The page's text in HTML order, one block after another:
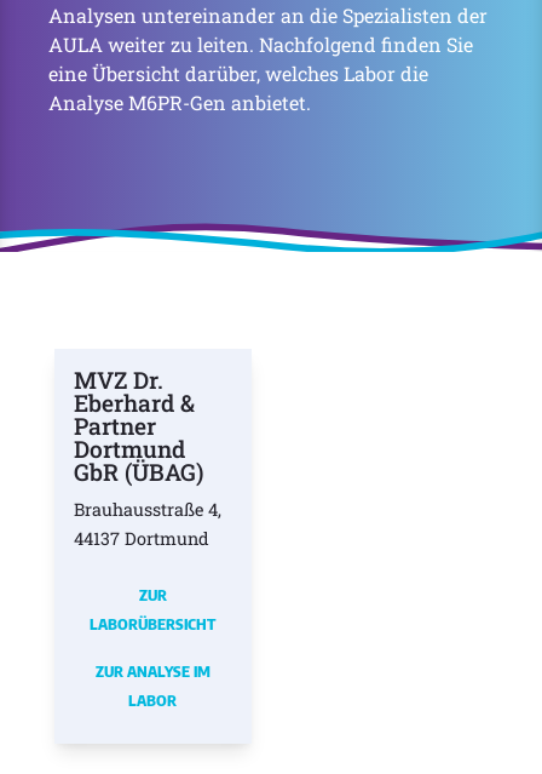
Analysen untereinander an die Spezialisten der
AULA weiter zu leiten. Nachfolgend finden Sie
eine Übersicht darüber, welches Labor die
Analyse M6PR-Gen anbietet.
MVZ Dr.
Eberhard &
Partner
Dortmund
GbR (ÜBAG)
Brauhausstraße 4,
44137 Dortmund
ZUR
LABORÜBERSICHT
ZUR ANALYSE IM
LABOR